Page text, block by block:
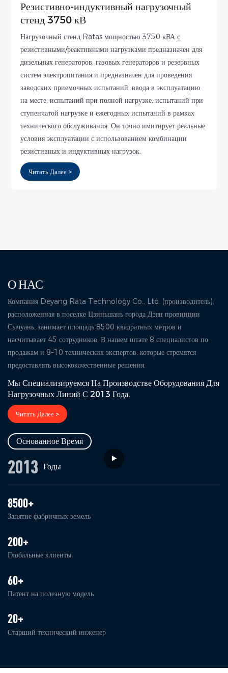
Резистивно-индуктивный нагрузочный
стенд 3750 кВ
Нагрузочный стенд Ratas мощностью 3750 кВА с
резистивными/реактивными нагрузками предназначен для
дизельных генераторов, газовых генераторов и резервных
систем электропитания и предназначен для проведения
заводских приемочных испытаний, ввода в эксплуатацию
на месте, испытаний при полной нагрузке, испытаний при
ступенчатой ​​нагрузке и ежегодных испытаний в рамках
технического обслуживания. Он точно имитирует реальные
условия эксплуатации с использованием комбинации
резистивных и индуктивных нагрузок.
Читать Далее >
О НАС
Компания Deyang Rata Technology Co., Ltd. (производитель),
расположенная в поселке Цзиньшань города Дэян провинции
Сычуань, занимает площадь 8500 квадратных метров и
насчитывает 45 сотрудников. В нашем штате 8 специалистов по
продажам и 8–10 технических экспертов, которые стремятся
предоставлять высококачественные решения.
Мы Специализируемся На Производстве Оборудования Для
Нагрузочных Линий С 2013 Года.
Читать Далее >
Основанное Время
2013 Годы
8500+
Занятие фабричных земель
200+
Глобальные клиенты
60+
Патент на полезную модель
20+
Старший технический инженер